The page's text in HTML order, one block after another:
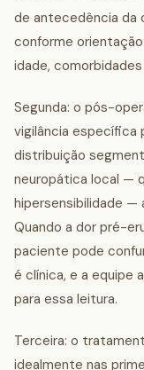
de antecedência da
conforme
idade,
Segunda: o pós-
vigilância específica
distribuição
neuropática local —
hipersensibilidade —
Quando a dor pré-
paciente pode
é clínica, e a equipe
para essa leitura.
Terceira: o
idealmente nas